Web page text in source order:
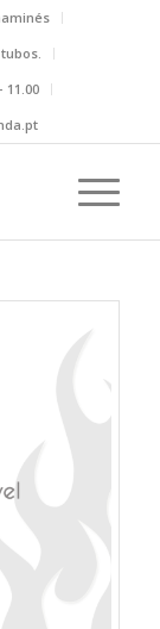
11.00